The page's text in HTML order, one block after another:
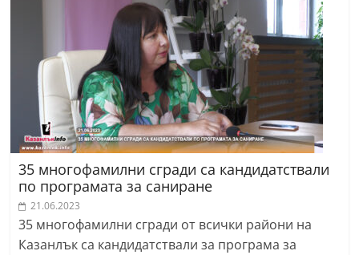
35 многофамилни сгради са кандидатствали
по програмата за саниране
21.06.2023
35 многофамилни сгради от всички райони на
Казанлък са кандидатствали за програма за